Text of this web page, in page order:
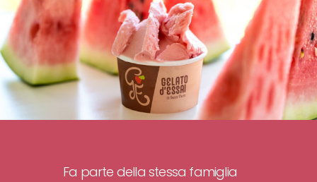
Fa parte della stessa famiglia